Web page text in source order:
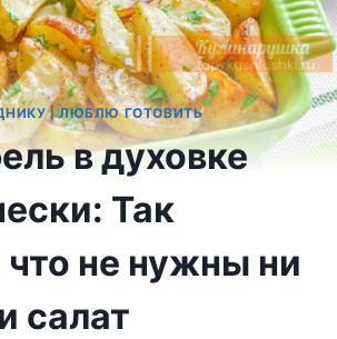
|ЛЮБЛЮ ГОТОВИТЬ
в духовке
Так
что не нужны ни
салат